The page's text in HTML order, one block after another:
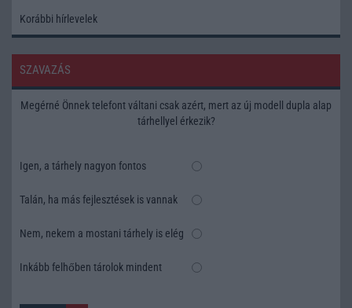
Korábbi hírlevelek
SZAVAZÁS
Megérné Önnek telefont váltani csak azért, mert az új modell dupla alap
tárhellyel érkezik?
Igen, a tárhely nagyon fontos
Talán, ha más fejlesztések is vannak
Nem, nekem a mostani tárhely is elég
Inkább felhőben tárolok mindent